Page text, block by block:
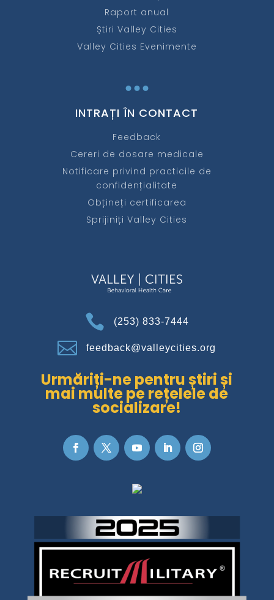
Raport anual
Știri Valley Cities
Valley Cities Evenimente
...
INTRAȚI ÎN CONTACT
Feedback
Cereri de dosare medicale
Notificare privind practicile de
confidențialitate
Obțineți certificarea
Sprijiniți Valley Cities
 (253) 833-7444
 feedback@valleycities.org
Urmăriți-ne pentru știri și
mai multe pe rețelele de
socializare!